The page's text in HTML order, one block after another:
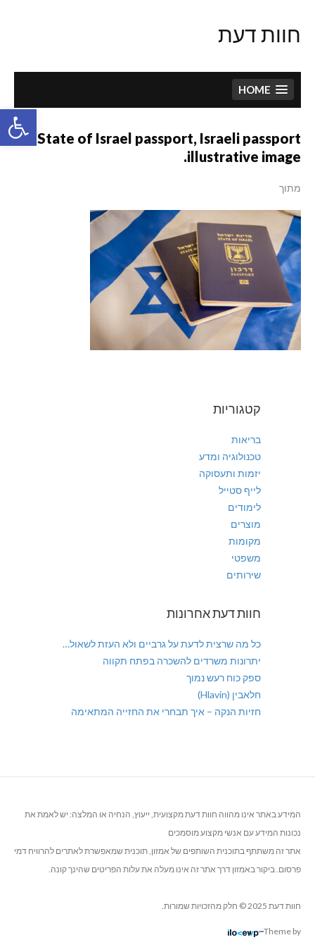
פתח
חוות דעת
HOME
State of Israel passport, Israeli passport
illustrative image.
מתוך
קטגוריות
בריאות
טכנולוגיה ומדע
יזמות ותעסוקה
לייף סטייל
לימודים
מוצרים
מקומות
משפטי
שירותים
חוות דעת אחרונות
כל מה שרצית לדעת על גרביים ולא העזת לשאול…
יתרונות משרדים להשכרה בפתח תקווה
ספק כוח רעש נמוך
חלאבין (Hlavin)
חזיות הנקה – איך תבחרי את החזייה המתאימה
המידע באתר אינו מהווה חוות דעת מקצועית, ייעוץ, הנחיה או המלצה: יש לאמת את
נכונות המידע עם אנשי מקצוע מוסמכים
אתר זה משתתף בתוכנית השותפים של אמזון, תוכנית שמאפשרת לאתרים להרוויח דמי
פרסום. ביקור באמזון דרך אתר זה אינו מעלה את עלות הפריטים שהינך קונה.
חוות דעת 2025 © חלק מהזכויות שמורות.
Theme by